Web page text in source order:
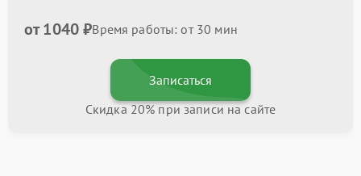
от 1040 ₽Время работы: от 30 мин
Записаться
Скидка 20% при записи на сайте